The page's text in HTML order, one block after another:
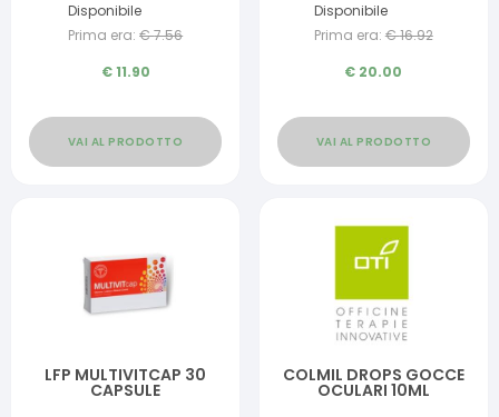
Disponibile
Prima era: €7.56
€11.90
VAI AL PRODOTTO
Disponibile
Prima era: €16.92
€ 20.00
VAI AL PRODOTTO
LFP MULTIVITCAP 30
CAPSULE
COLMIL DROPS GOCCE
OCULARI 10ML